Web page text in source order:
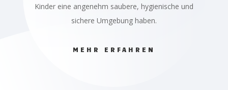
Kinder eine angenehm saubere, hygienische und
sichere Umgebung haben.
MEHR ERFAHREN